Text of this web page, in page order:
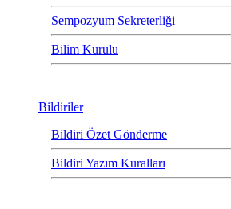
Sempozyum Sekreterliği
Bilim Kurulu
Bildiriler
Bildiri Özet Gönderme
Bildiri Yazım Kuralları